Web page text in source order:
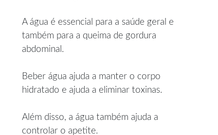
A água é essencial para a saúde geral e
também para a queima de gordura
abdominal.
Beber água ajuda a manter o corpo
hidratado e ajuda a eliminar toxinas.
Além disso, a água também ajuda a
controlar o apetite.